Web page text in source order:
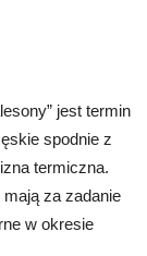
jest termin
spodnie z
termiczna.
mają za zadanie
w okresie